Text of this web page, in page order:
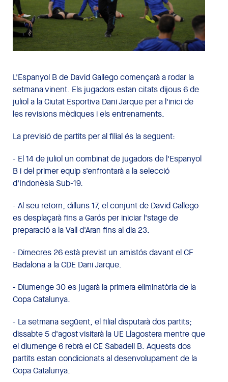
L'Espanyol B de David Gallego començarà a rodar la
setmana vinent. Els jugadors estan citats dijous 6 de
juliol a la Ciutat Esportiva Dani Jarque per a l'inici de
les revisions mèdiques i els entrenaments.
La previsió de partits per al filial és la següent:
- El 14 de juliol un combinat de jugadors de l'Espanyol
B i del primer equip s'enfrontarà a la selecció
d'Indonèsia Sub-19.
- Al seu retorn, dilluns 17, el conjunt de David Gallego
es desplaçarà fins a Garós per iniciar l'stage de
preparació a la Vall d'Aran fins al dia 23.
- Dimecres 26 està previst un amistós davant el CF
Badalona a la CDE Dani Jarque.
- Diumenge 30 es jugarà la primera eliminatòria de la
Copa Catalunya.
- La setmana següent, el filial disputarà dos partits;
dissabte 5 d'agost visitarà la UE Llagostera mentre que
el diumenge 6 rebrà el CE Sabadell B. Aquests dos
partits estan condicionats al desenvolupament de la
Copa Catalunya.